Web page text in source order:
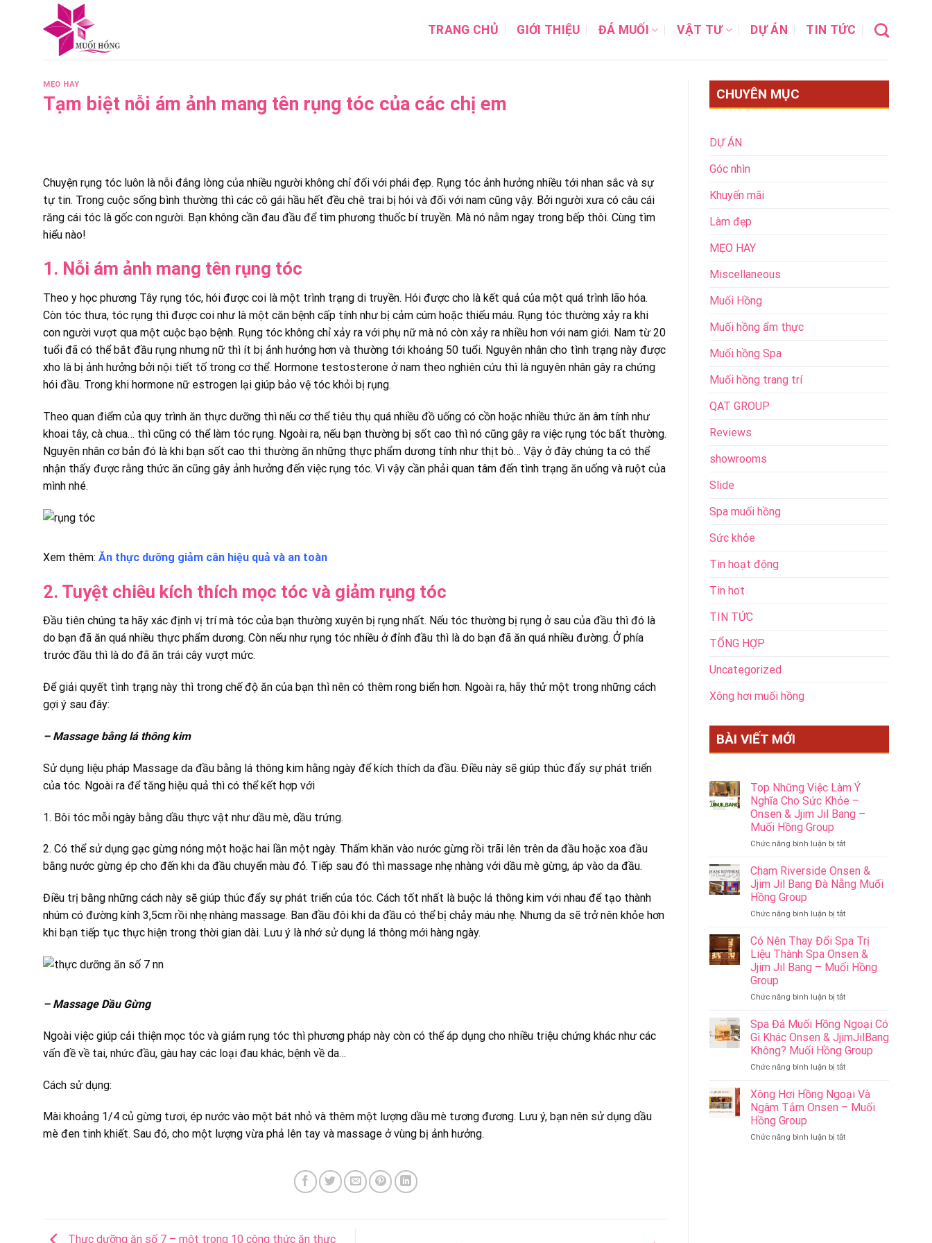
TRANG CHỦ GIỚI THIỆU ĐÁ MUỐI VẬT TƯ DỰ ÁN TIN TỨC
MẸO HAY
Tạm biệt nỗi ám ảnh mang tên rụng tóc của các chị em
Chuyện rụng tóc luôn là nỗi đắng lòng của nhiều người không chỉ đối với phái đẹp. Rụng tóc ảnh hưởng nhiều tới nhan sắc và sự
tự tin. Trong cuộc sống bình thường thì các cô gái hầu hết đều chê trai bị hói và đối với nam cũng vậy. Bởi người xưa có câu cái
răng cái tóc là gốc con người. Bạn không cần đau đầu để tìm phương thuốc bí truyền. Mà nó nằm ngay trong bếp thôi. Cùng tìm
hiểu nào!
1. Nỗi ám ảnh mang tên rụng tóc
Theo y học phương Tây rụng tóc, hói được coi là một trình trạng di truyền. Hói được cho là kết quả của một quá trình lão hóa.
Còn tóc thưa, tóc rụng thì được coi như là một căn bệnh cấp tính như bị cảm cúm hoặc thiếu máu. Rụng tóc thường xảy ra khi
con người vượt qua một cuộc bạo bệnh. Rụng tóc không chỉ xảy ra với phụ nữ mà nó còn xảy ra nhiều hơn với nam giới. Nam từ 20
tuổi đã có thể bắt đầu rụng nhưng nữ thì ít bị ảnh hưởng hơn và thường tới khoảng 50 tuổi. Nguyên nhân cho tình trạng này được
xho là bị ảnh hưởng bởi nội tiết tố trong cơ thể. Hormone testosterone ở nam theo nghiên cứu thì là nguyên nhân gây ra chứng
hói đầu. Trong khi hormone nữ estrogen lại giúp bảo vệ tóc khỏi bị rụng.
Theo quan điểm của quy trình ăn thực dưỡng thì nếu cơ thể tiêu thụ quá nhiều đồ uống có cồn hoặc nhiều thức ăn âm tính như
khoai tây, cà chua… thì cũng có thể làm tóc rụng. Ngoài ra, nếu bạn thường bị sốt cao thì nó cũng gây ra việc rụng tóc bất thường.
Nguyên nhân cơ bản đó là khi bạn sốt cao thì thường ăn những thực phẩm dương tính như thịt bò… Vậy ở đây chúng ta có thể
nhận thấy được rằng thức ăn cũng gây ảnh hưởng đến việc rụng tóc. Vì vậy cần phải quan tâm đến tình trạng ăn uống và ruột của
mình nhé.
Xem thêm: Ăn thực dưỡng giảm cân hiệu quả và an toàn
2. Tuyệt chiêu kích thích mọc tóc và giảm rụng tóc
Đầu tiên chúng ta hãy xác định vị trí mà tóc của bạn thường xuyên bị rụng nhất. Nếu tóc thường bị rụng ở sau của đầu thì đó là
do bạn đã ăn quá nhiều thực phẩm dương. Còn nếu như rụng tóc nhiều ở đỉnh đầu thì là do bạn đã ăn quá nhiều đường. Ở phía
trước đầu thì là do đã ăn trái cây vượt mức.
Để giải quyết tình trạng này thì trong chế độ ăn của bạn thì nên có thêm rong biển hơn. Ngoài ra, hãy thử một trong những cách
gợi ý sau đây:
– Massage bằng lá thông kim
Sử dụng liệu pháp Massage da đầu bằng lá thông kim hằng ngày để kích thích da đầu. Điều này sẽ giúp thúc đẩy sự phát triển
của tóc. Ngoài ra để tăng hiệu quả thì có thể kết hợp với
1. Bôi tóc mỗi ngày bằng dầu thực vật như dầu mè, dầu trứng.
2. Có thể sử dụng gạc gừng nóng một hoặc hai lần một ngày. Thấm khăn vào nước gừng rồi trãi lên trên da đầu hoặc xoa đầu
bằng nước gừng ép cho đến khi da đầu chuyển màu đỏ. Tiếp sau đó thì massage nhẹ nhàng với dầu mè gừng, áp vào da đầu.
Điều trị bằng những cách này sẽ giúp thúc đẩy sự phát triển của tóc. Cách tốt nhất là buộc lá thông kim với nhau để tạo thành
nhúm có đường kính 3,5cm rồi nhẹ nhàng massage. Ban đầu đôi khi da đầu có thể bị chảy máu nhẹ. Nhưng da sẽ trở nên khỏe hơn
khi bạn tiếp tục thực hiện trong thời gian dài. Lưu ý là nhớ sử dụng lá thông mới hàng ngày.
– Massage Dầu Gừng
Ngoài việc giúp cải thiện mọc tóc và giảm rụng tóc thì phương pháp này còn có thể áp dụng cho nhiều triệu chứng khác như các
vấn đề về tai, nhức đầu, gàu hay các loại đau khác, bệnh về da…
Cách sử dụng:
Mài khoảng 1/4 củ gừng tươi, ép nước vào một bát nhỏ và thêm một lượng dầu mè tương đương. Lưu ý, bạn nên sử dụng dầu
mè đen tinh khiết. Sau đó, cho một lượng vừa phả lên tay và massage ở vùng bị ảnh hưởng.
Thực dưỡng ăn số 7 – một trong 10 công thức ăn thực
CHUYÊN MỤC
DỰ ÁN
Góc nhìn
Khuyến mãi
Làm đẹp
MẸO HAY
Miscellaneous
Muối Hồng
Muối hồng ẩm thực
Muối hồng Spa
Muối hồng trang trí
QAT GROUP
Reviews
showrooms
Slide
Spa muối hồng
Sức khỏe
Tin hoạt động
Tin hot
TIN TỨC
TỔNG HỢP
Uncategorized
Xông hơi muối hồng
BÀI VIẾT MỚI
Top Những Việc Làm Ý
Nghĩa Cho Sức Khỏe –
Onsen & Jjim Jil Bang –
Muối Hồng Group
Chức năng bình luận bị tắtở
Những
Làm
Nghĩa
Sức
Khỏe
–
Onsen
Jjim
Bang
Muối
Hồng
Group
Cham Riverside Onsen &
Jjim Jil Bang Đà Nẵng Muối
Hồng Group
Chức năng bình luận bị tắtở
Riverside
Onsen
&
Jjim
Bang
Nẵng
Muối
Hồng
Group
Có Nên Thay Đổi Spa Trị
Liệu Thành Spa Onsen &
Jjim Jil Bang – Muối Hồng
Group
Chức năng bình luận bị tắtở
Nên
Thay
Đổi
Spa
Trị
Thành
Spa
Jjim
Spa Đá Muối Hồng Ngoại Có
Gì Khác Onsen & JjimJilBang
Không? Muối Hồng Group
Chức năng bình luận bị tắtở
Đá
Muối
Hồng
Có
Xông Hơi Hồng Ngoại Và
Ngâm Tắm Onsen – Muối
Hồng Group
Chức năng bình luận bị tắtở